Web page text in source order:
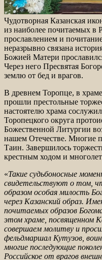
Чудотворная Казанская
из наиболее почитаемых в
прославлением и
неразрывно связана
Божией Матери
Через него Пресвятая
землю от бед и врагов.
В древнем Торопце, в
прошли престольные
настоятелю храма
Торопецкого округа
Божественной Литургии
нашем Отечестве. Многие
Таин. Завершилось
крестным ходом и
«Такие судьбоносные
свидетельствуют о том,
образом особая милость
через Казанский образ.
почитаемых образов
этом храме, посвященном
совершаем молитву и
фельдмаршал Кутузов,
многие последующие
Российское от врагов